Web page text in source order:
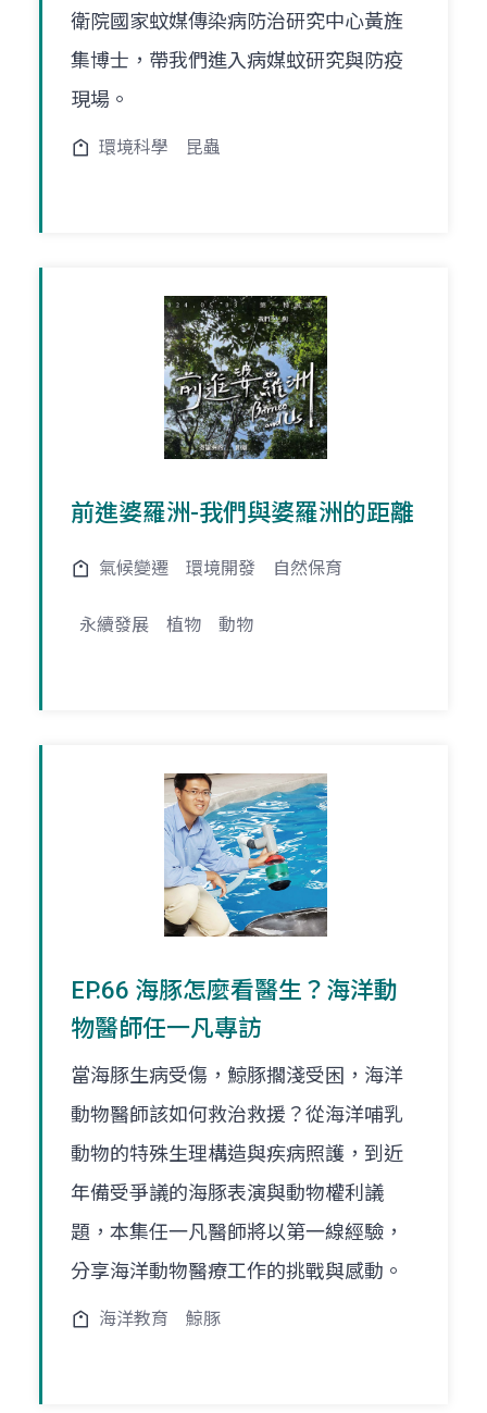
衛院國家蚊媒傳染病防治研究中心黃旌
集博士，帶我們進入病媒蚊研究與防疫
現場。
環境科學 昆蟲
前進婆羅洲-我們與婆羅洲的距離
氣候變遷 環境開發 自然保育
永續發展 植物 動物
EP.66 海豚怎麼看醫生？海洋動
物醫師任一凡專訪
當海豚生病受傷，鯨豚擱淺受困，海洋
動物醫師該如何救治救援？從海洋哺乳
動物的特殊生理構造與疾病照護，到近
年備受爭議的海豚表演與動物權利議
題，本集任一凡醫師將以第一線經驗，
分享海洋動物醫療工作的挑戰與感動。
海洋教育 鯨豚